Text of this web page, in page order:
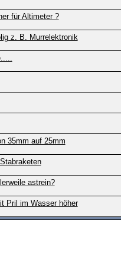
für Altimeter ?
z. B. Murrelektronik
35mm auf 25mm
astrein?
Pril im Wasser höher